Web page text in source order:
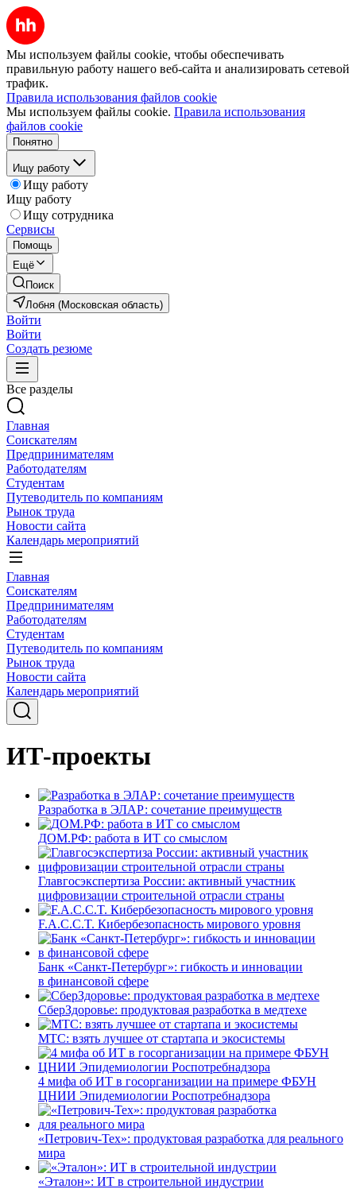
Мы используем файлы cookie, чтобы обеспечивать
правильную работу нашего веб-сайта и анализировать сетевой
трафик.
Правила использования файлов cookie
Мы используем файлы cookie. Правила использования
файлов cookie
Понятно
Ищу работу
Ищу работу
Ищу работу
Ищу сотрудника
Сервисы
Помощь
Ещё
Поиск
Лобня (Московская область)
Войти
Войти
Создать резюме
Все разделы
Главная
Соискателям
Предпринимателям
Работодателям
Студентам
Путеводитель по компаниям
Рынок труда
Новости сайта
Календарь мероприятий
Главная
Соискателям
Предпринимателям
Работодателям
Студентам
Путеводитель по компаниям
Рынок труда
Новости сайта
Календарь мероприятий
ИТ-проекты
Разработка в ЭЛАР: сочетание преимуществ
ДОМ.РФ: работа в ИТ со смыслом
Главгосэкспертиза России: активный участник
цифровизации строительной отрасли страны
F.A.C.C.T. Кибербезопасность мирового уровня
Банк «Санкт-Петербург»: гибкость и инновации
в финансовой сфере
СберЗдоровье: продуктовая разработка в медтехе
МТС: взять лучшее от стартапа и экосистемы
4 мифа об ИТ в госорганизации на примере ФБУН
ЦНИИ Эпидемиологии Роспотребнадзора
«Петрович-Тех»: продуктовая разработка для реального
мира
«Эталон»: ИТ в строительной индустрии